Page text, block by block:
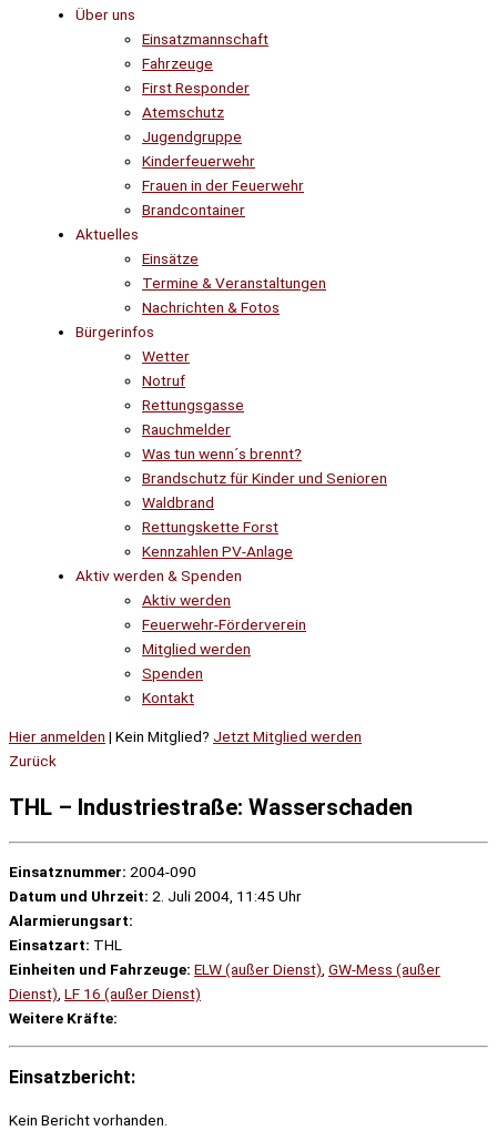
Über uns
Einsatzmannschaft
Fahrzeuge
First Responder
Atemschutz
Jugendgruppe
Kinderfeuerwehr
Frauen in der Feuerwehr
Brandcontainer
Aktuelles
Einsätze
Termine & Veranstaltungen
Nachrichten & Fotos
Bürgerinfos
Wetter
Notruf
Rettungsgasse
Rauchmelder
Was tun wenn´s brennt?
Brandschutz für Kinder und Senioren
Waldbrand
Rettungskette Forst
Kennzahlen PV-Anlage
Aktiv werden & Spenden
Aktiv werden
Feuerwehr-Förderverein
Mitglied werden
Spenden
Kontakt
Hier anmelden | Kein Mitglied? Jetzt Mitglied werden
Zurück
THL – Industriestraße: Wasserschaden
Einsatznummer: 2004-090
Datum und Uhrzeit: 2. Juli 2004, 11:45 Uhr
Alarmierungsart:
Einsatzart: THL
Einheiten und Fahrzeuge: ELW (außer Dienst) GW-Mess (außer
Dienst) LF 16 (außer Dienst)
Weitere Kräfte:
Einsatzbericht:
Kein Bericht vorhanden.